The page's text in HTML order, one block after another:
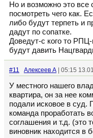
Но и возможно это
посмотреть чего как.
либо будут терпеть и
дадут по сопатке.
Доведут-с кого то
будут давить
#11 Алексеев А | 05:15
У местного нашего
квартира, он за нее
подали исковое в суд.
команда проработать
соглашения и т.д. (это
виновник находится в